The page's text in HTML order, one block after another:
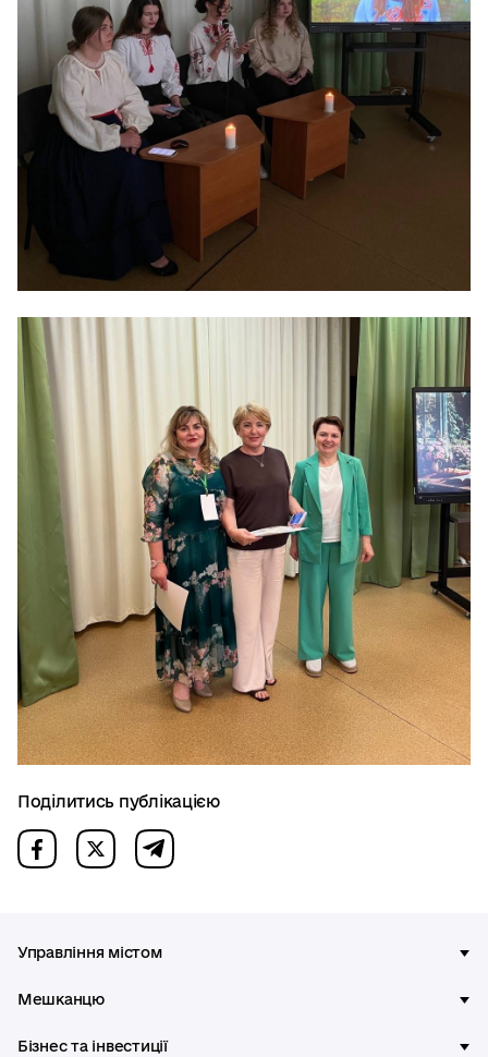
Поділитись публікацією
Управління містом
Мешканцю
Бізнес та інвестиції